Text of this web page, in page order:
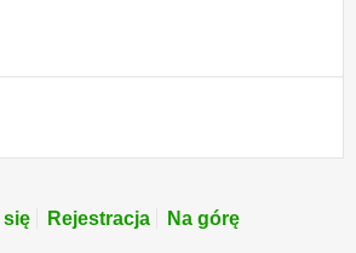
się Rejestracja Na górę